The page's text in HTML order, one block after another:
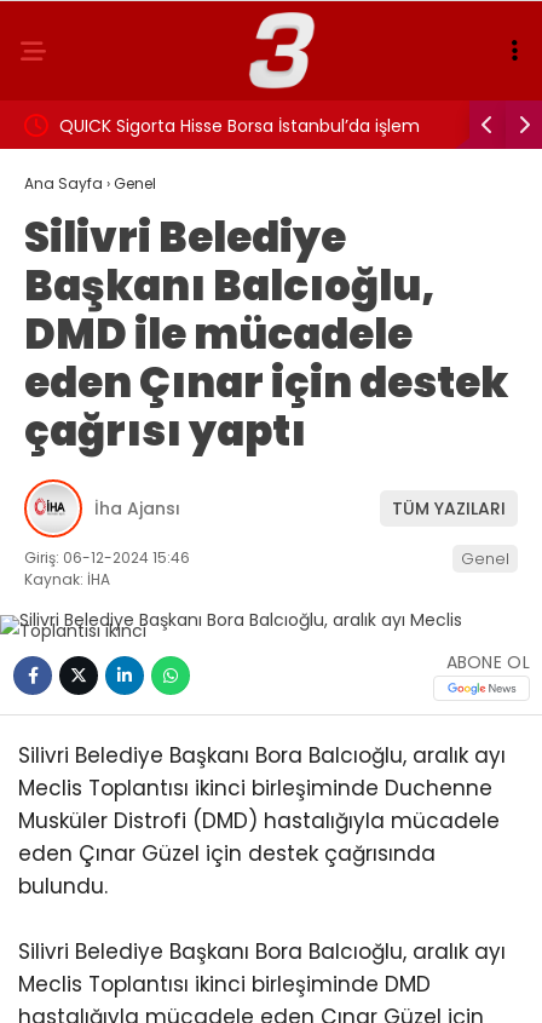
QUICK Sigorta Hisse Borsa İstanbul’da işlem
görmeye başladı!
Behçet
Ana Sayfa ›Genel
Silivri Belediye
Başkanı Balcıoğlu,
DMD ile mücadele
eden Çınar için destek
çağrısı yaptı
İha Ajansı TÜM YAZILARI
Giriş: 06-12-2024 15:46
Kaynak: İHA
Genel
ABONE OL
Silivri Belediye Başkanı Bora Balcıoğlu, aralık ayı
Meclis Toplantısı ikinci birleşiminde Duchenne
Musküler Distrofi (DMD) hastalığıyla mücadele
eden Çınar Güzel için destek çağrısında
bulundu.
Silivri Belediye Başkanı Bora Balcıoğlu, aralık ayı
Meclis Toplantısı ikinci birleşiminde DMD
hastalığıyla mücadele eden Çınar Güzel için